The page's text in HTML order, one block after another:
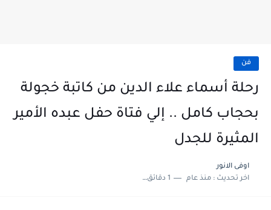
فن
رحلة أسماء علاء الدين من كاتبة خجولة
بحجاب كامل .. إلي فتاة حفل عبده الأمير
المثيرة للجدل
اوفى الانور
اخر تحديث :منذ عام 1 دقائق للقراءة